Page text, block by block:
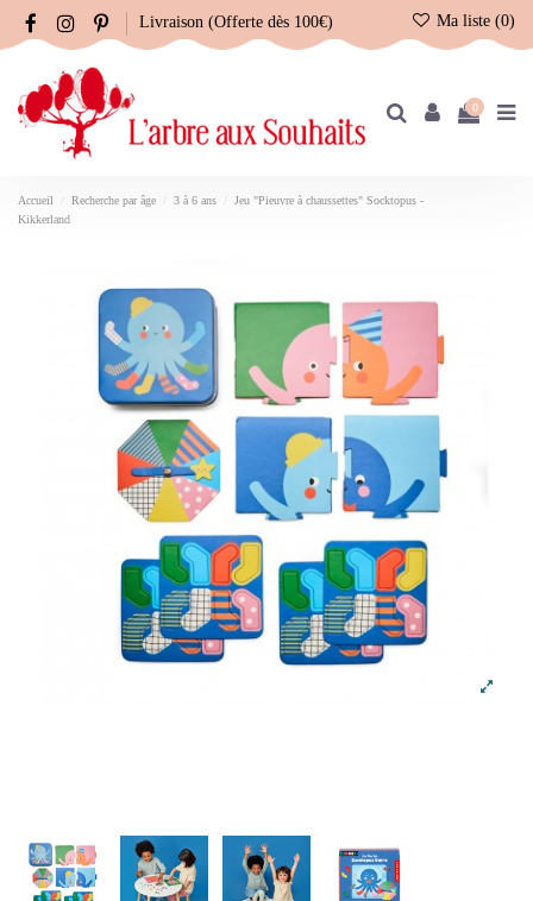
Livraison (Offerte dès 100€) Ma liste (0)
0
Accueil Recherche par âge 3 à 6 ans
Jeu "Pieuvre à chaussettes" Socktopus -
Kikkerland